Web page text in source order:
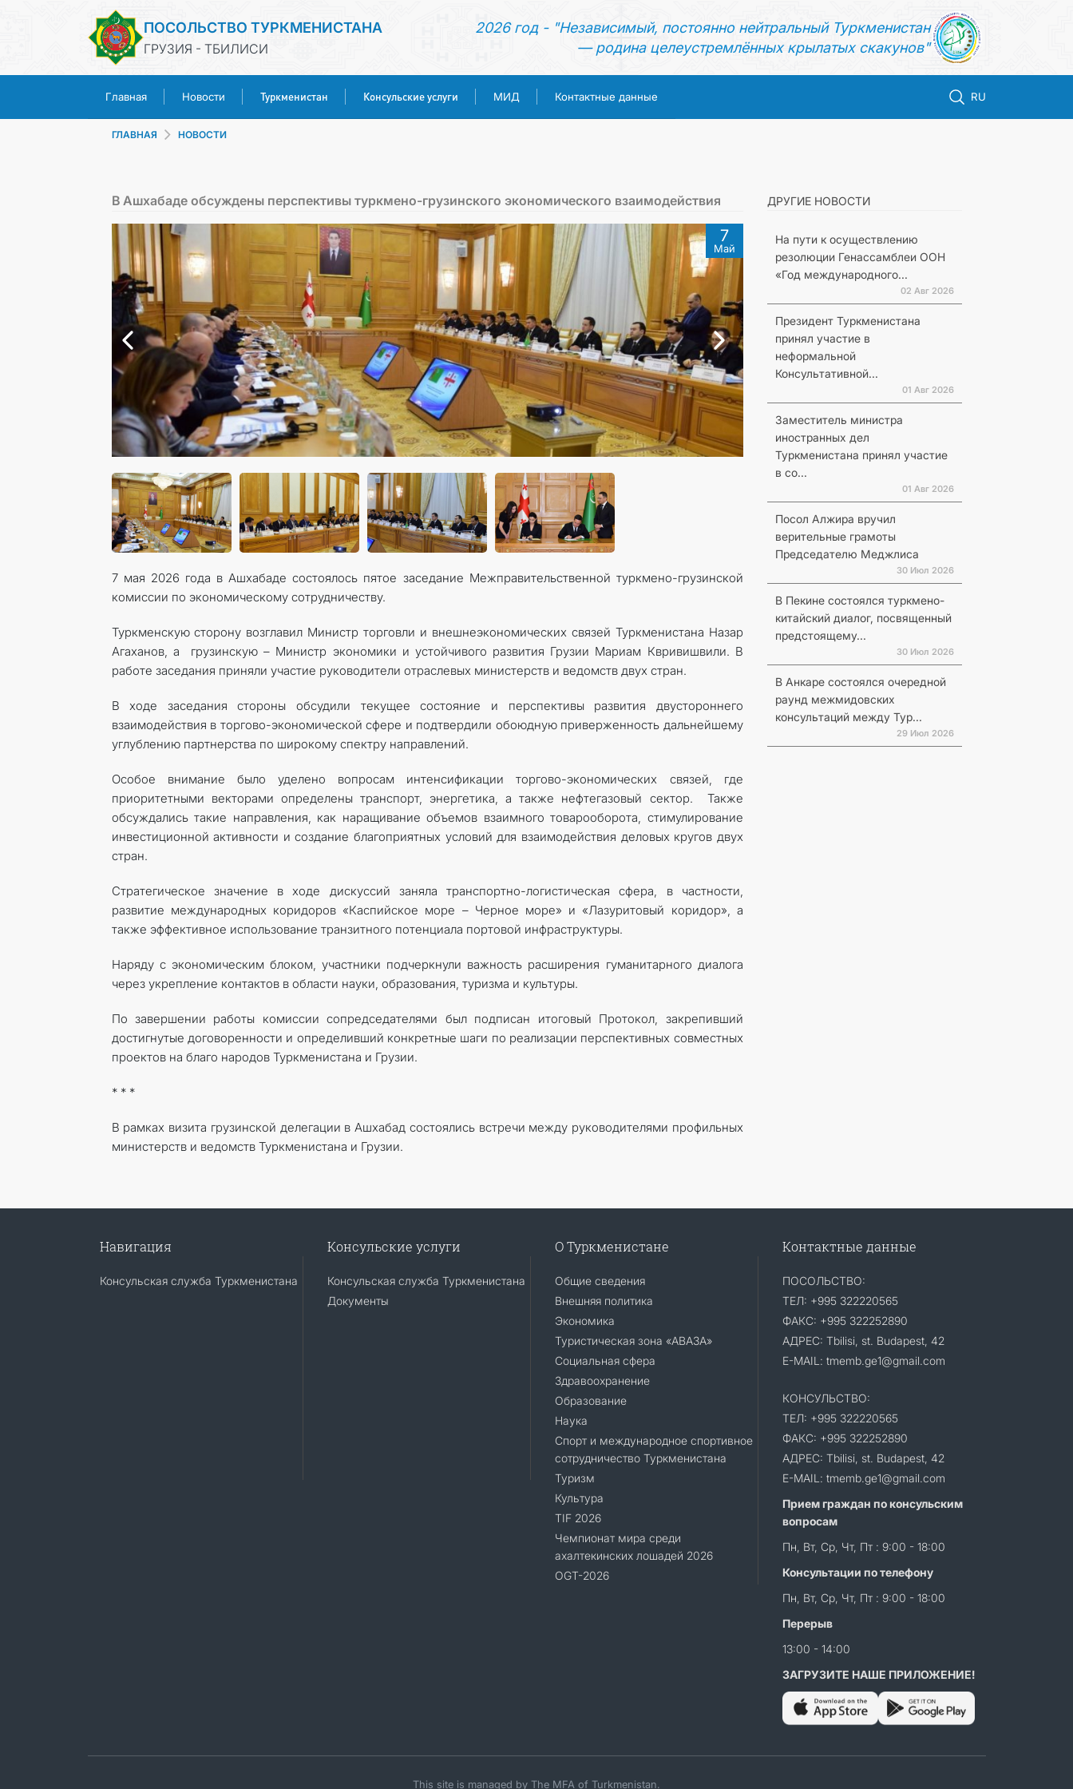
ПОСОЛЬСТВО ТУРКМЕНИСТАНА
ГРУЗИЯ - ТБИЛИСИ
2026 год - "Независимый, постоянно нейтральный Туркменистан
— родина целеустремлённых крылатых скакунов"
Главная Новости Туркменистан Консульские услуги МИД Контактные данные RU
ТУРКМЕНИСТАН
КОНСУЛЬСКИЕ УСЛУГИ
МИД
КОНТАКТНЫЕ ДАННЫЕ
ГЛАВНАЯ НОВОСТИ
В Ашхабаде обсуждены перспективы туркмено-грузинского экономического взаимодействия
7
Май
7 мая 2026 года в Ашхабаде состоялось пятое заседание Межправительственной туркмено-грузинской
комиссии по экономическому сотрудничеству.
Туркменскую сторону возглавил Министр торговли и внешнеэкономических связей Туркменистана Назар
Агаханов, а грузинскую – Министр экономики и устойчивого развития Грузии Мариам Квривишвили. В
работе заседания приняли участие руководители отраслевых министерств и ведомств двух стран.
В ходе заседания стороны обсудили текущее состояние и перспективы развития двустороннего
взаимодействия в торгово-экономической сфере и подтвердили обоюдную приверженность дальнейшему
углублению партнерства по широкому спектру направлений.
Особое внимание было уделено вопросам интенсификации торгово-экономических связей, где
приоритетными векторами определены транспорт, энергетика, а также нефтегазовый сектор. Также
обсуждались такие направления, как наращивание объемов взаимного товарооборота, стимулирование
инвестиционной активности и создание благоприятных условий для взаимодействия деловых кругов двух
стран.
Стратегическое значение в ходе дискуссий заняла транспортно-логистическая сфера, в частности,
развитие международных коридоров «Каспийское море – Черное море» и «Лазуритовый коридор», а
также эффективное использование транзитного потенциала портовой инфраструктуры.
Наряду с экономическим блоком, участники подчеркнули важность расширения гуманитарного диалога
через укрепление контактов в области науки, образования, туризма и культуры.
По завершении работы комиссии сопредседателями был подписан итоговый Протокол, закрепивший
достигнутые договоренности и определивший конкретные шаги по реализации перспективных совместных
проектов на благо народов Туркменистана и Грузии.
* * *
В рамках визита грузинской делегации в Ашхабад состоялись встречи между руководителями профильных
министерств и ведомств Туркменистана и Грузии.
ДРУГИЕ НОВОСТИ
На пути к осуществлению
резолюции Генассамблеи ООН
«Год международного...
02 Авг 2026
Президент Туркменистана
принял участие в
неформальной
Консультативной...
01 Авг 2026
Заместитель министра
иностранных дел
Туркменистана принял участие
в со...
01 Авг 2026
Посол Алжира вручил
верительные грамоты
Председателю Меджлиса
30 Июл 2026
В Пекине состоялся туркмено-
китайский диалог, посвященный
предстоящему...
30 Июл 2026
В Анкаре состоялся очередной
раунд межмидовских
консультаций между Тур...
29 Июл 2026
Навигация
Консульская служба Туркменистана
Консульские услуги
Консульская служба Туркменистана
Документы
О Туркменистане
Общие сведения
Внешняя политика
Экономика
Туристическая зона «АВАЗА»
Социальная сфера
Здравоохранение
Образование
Наука
Спорт и международное спортивное
сотрудничество Туркменистана
Туризм
Культура
TIF 2026
Чемпионат мира среди
ахалтекинских лошадей 2026
OGT-2026
Контактные данные
ПОСОЛЬСТВО:
ТЕЛ: +995 322220565
ФАКС: +995 322252890
АДРЕС: Tbilisi, st. Budapest, 42
E-MAIL: tmemb.ge1@gmail.com
КОНСУЛЬСТВО:
ТЕЛ: +995 322220565
ФАКС: +995 322252890
АДРЕС: Tbilisi, st. Budapest, 42
E-MAIL: tmemb.ge1@gmail.com
Прием граждан по консульским
вопросам
Пн, Вт, Ср, Чт, Пт : 9:00 - 18:00
Консультации по телефону
Пн, Вт, Ср, Чт, Пт : 9:00 - 18:00
Перерыв
13:00 - 14:00
ЗАГРУЗИТЕ НАШЕ ПРИЛОЖЕНИЕ!
This site is managed by The MFA of Turkmenistan.